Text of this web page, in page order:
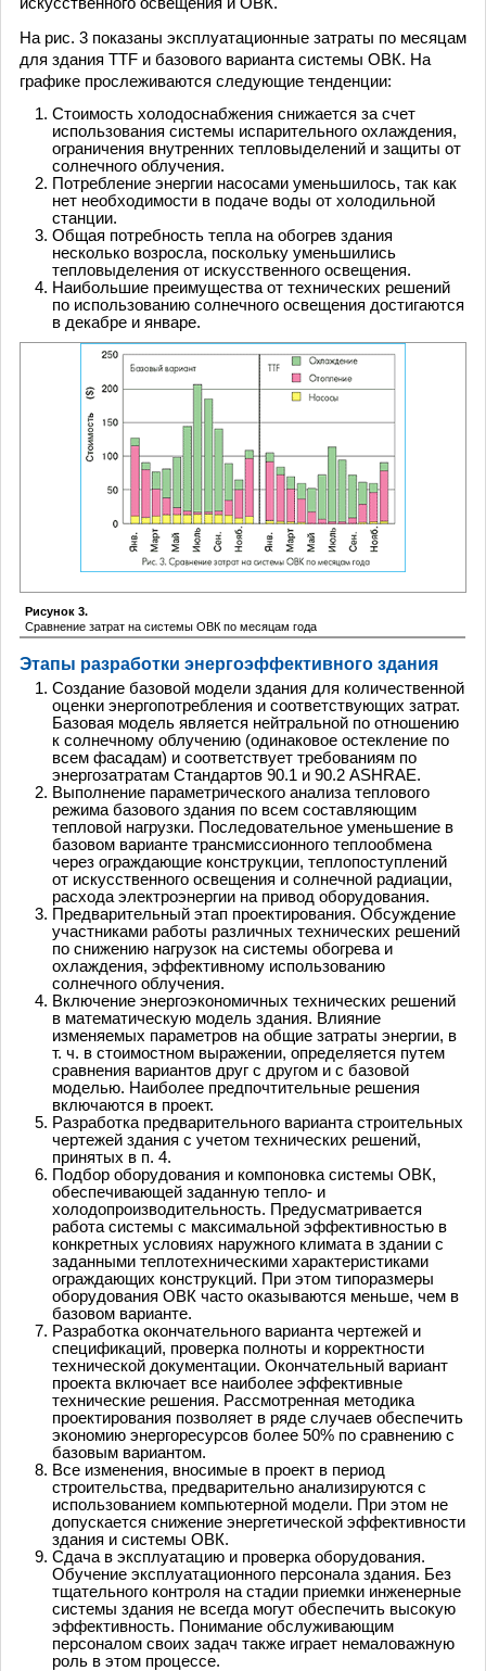
На рис. 3 показаны эксплуатационные затраты по месяцам
для здания TTF и базового варианта системы ОВК. На
графике прослеживаются следующие тенденции:
Стоимость холодоснабжения снижается за счет
использования системы испарительного охлаждения,
ограничения внутренних тепловыделений и защиты от
солнечного облучения.
Потребление энергии насосами уменьшилось, так как
нет необходимости в подаче воды от холодильной
станции.
Общая потребность тепла на обогрев здания
несколько возросла, поскольку уменьшились
тепловыделения от искусственного освещения.
Наибольшие преимущества от технических решений
по использованию солнечного освещения достигаются
в декабре и январе.
Рисунок 3.
Сравнение затрат на системы ОВК по месяцам года
Этапы разработки энергоэффективного здания
Создание базовой модели здания для количественной
оценки энергопотребления и соответствующих затрат.
Базовая модель является нейтральной по отношению
к солнечному облучению (одинаковое остекление по
всем фасадам) и соответствует требованиям по
энергозатратам Стандартов 90.1 и 90.2 ASHRAE.
Выполнение параметрического анализа теплового
режима базового здания по всем составляющим
тепловой нагрузки. Последовательное уменьшение в
базовом варианте трансмиссионного теплообмена
через ограждающие конструкции, теплопоступлений
от искусственного освещения и солнечной радиации,
расхода электроэнергии на привод оборудования.
Предварительный этап проектирования. Обсуждение
участниками работы различных технических решений
по снижению нагрузок на системы обогрева и
охлаждения, эффективному использованию
солнечного облучения.
Включение энергоэкономичных технических решений
в математическую модель здания. Влияние
изменяемых параметров на общие затраты энергии, в
т. ч. в стоимостном выражении, определяется путем
сравнения вариантов друг с другом и с базовой
моделью. Наиболее предпочтительные решения
включаются в проект.
Разработка предварительного варианта строительных
чертежей здания с учетом технических решений,
принятых в п. 4.
Подбор оборудования и компоновка системы ОВК,
обеспечивающей заданную тепло- и
холодопроизводительность. Предусматривается
работа системы с максимальной эффективностью в
конкретных условиях наружного климата в здании с
заданными теплотехническими характеристиками
ограждающих конструкций. При этом типоразмеры
оборудования ОВК часто оказываются меньше, чем в
базовом варианте.
Разработка окончательного варианта чертежей и
спецификаций, проверка полноты и корректности
технической документации. Окончательный вариант
проекта включает все наиболее эффективные
технические решения. Рассмотренная методика
проектирования позволяет в ряде случаев обеспечить
экономию энергоресурсов более 50% по сравнению с
базовым вариантом.
Все изменения, вносимые в проект в период
строительства, предварительно анализируются с
использованием компьютерной модели. При этом не
допускается снижение энергетической эффективности
здания и системы ОВК.
Сдача в эксплуатацию и проверка оборудования.
Обучение эксплуатационного персонала здания. Без
тщательного контроля на стадии приемки инженерные
системы здания не всегда могут обеспечить высокую
эффективность. Понимание обслуживающим
персоналом своих задач также играет немаловажную
роль в этом процессе.